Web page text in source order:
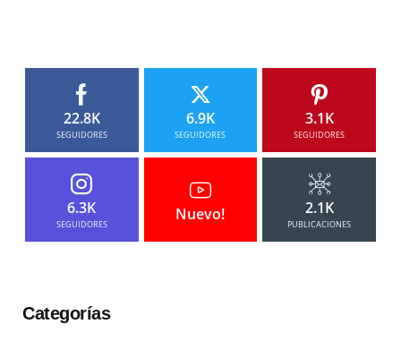
22.8K
SEGUIDORES
6.9K
SEGUIDORES
3.1K
SEGUIDORES
6.3K
SEGUIDORES
Nuevo! 2.1K
PUBLICACIONES
Categorías